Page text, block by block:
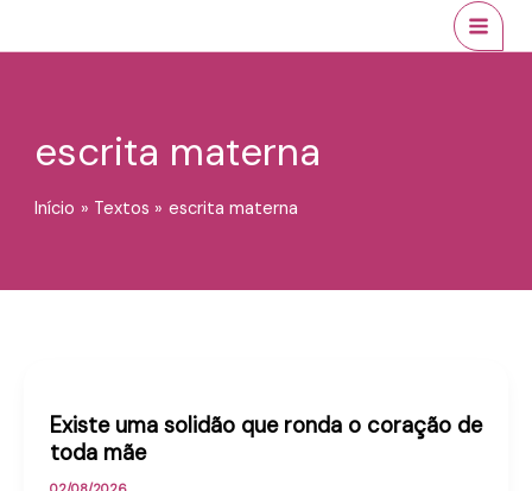
escrita materna
Início Textos escrita materna
Existe uma solidão que ronda o coração de
toda mãe